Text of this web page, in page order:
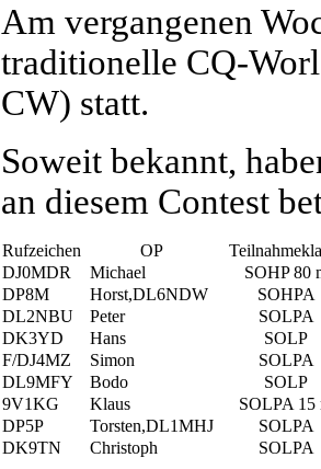
Am vergangenen
traditionelle CQ-
CW) statt.
Soweit bekannt,
an diesem Contest
Rufzeichen OP
DJ0MDR
Michael
SOHP 80
DP8M
Horst,DL6NDW
SOHPA
DL2NBU
Peter
SOLPA
DK3YD
Hans
SOLP
F/DJ4MZ
Simon
SOLPA
DL9MFY
Bodo
SOLP
9V1KG
Klaus
SOLPA 15
DP5P
Torsten,DL1MHJ
SOLPA
DK9TN
Christoph SOLPA